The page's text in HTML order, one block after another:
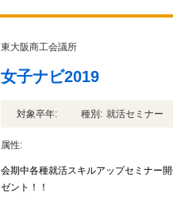
東大阪商工会議所
女子ナビ2019
対象卒年: 種別: 就活セミナー
属性:
会期中各種就活スキルアップセミナー
ゼント！！